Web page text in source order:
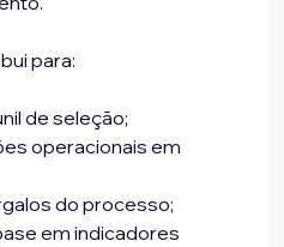
para:
de seleção;
operacionais em
do processo;
em indicadores